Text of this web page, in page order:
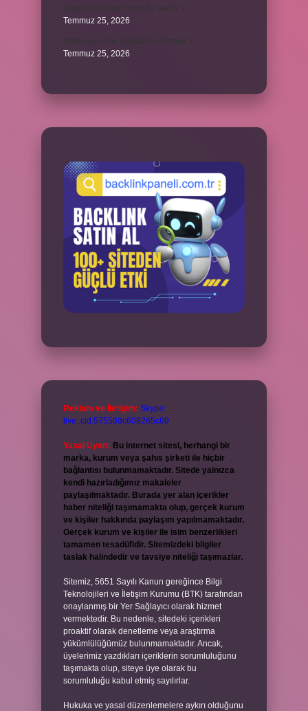
Temmuz 25, 2026
Temmuz 25, 2026
Reklam ve İletişim: Skype:
live:.cid.575569c608265c69
Yasal Uyarı: Bu internet sitesi, herhangi bir
marka, kurum veya şahıs şirketi ile hiçbir
bağlantısı bulunmamaktadır. Sitede yalnızca
kendi hazırladığımız makaleler
paylaşılmaktadır. Burada yer alan içerikler
haber niteliği taşımamakta olup, gerçek kurum
ve kişiler hakkında paylaşım yapılmamaktadır.
Gerçek kurum ve kişiler ile isim benzerlikleri
tamamen tesadüfidir. Sitemizdeki bilgiler
taslak halindedir ve tavsiye niteliği taşımazlar.
Sitemiz, 5651 Sayılı Kanun gereğince Bilgi
Teknolojileri ve İletişim Kurumu (BTK) tarafından
onaylanmış bir Yer Sağlayıcı olarak hizmet
vermektedir. Bu nedenle, sitedeki içerikleri
proaktif olarak denetleme veya araştırma
yükümlülüğümüz bulunmamaktadır. Ancak,
üyelerimiz yazdıkları içeriklerin sorumluluğunu
taşımakta olup, siteye üye olarak bu
sorumluluğu kabul etmiş sayılırlar.
Hukuka ve yasal düzenlemelere aykırı olduğunu